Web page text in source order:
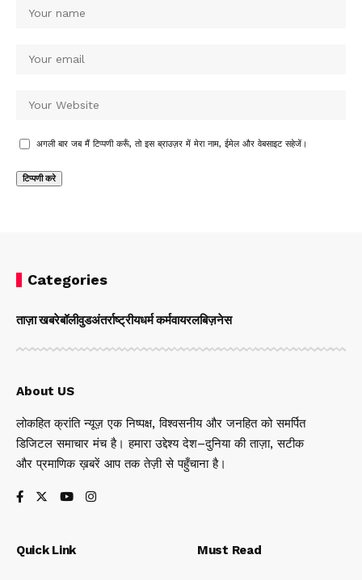
अगली बार जब मैं टिप्पणी करूँ, तो इस ब्राउज़र में मेरा नाम, ईमेल और वेबसाइट सहेजें।
Categories
ताज़ा खबरेबॉलीवुडअंतर्राष्ट्रीयधर्म कर्मवायरलबिज़नेस
About US
लोकहित क्रांति न्यूज़ एक निष्पक्ष, विश्वसनीय और जनहित को समर्पित
डिजिटल समाचार मंच है। हमारा उद्देश्य देश–दुनिया की ताज़ा, सटीक
और प्रमाणिक ख़बरें आप तक तेज़ी से पहुँचाना है।
Quick Link Must Read